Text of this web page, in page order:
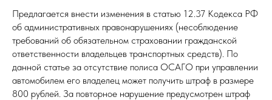
Предлагается внести изменения в статью 12.37 Кодекса РФ
об административных правонарушениях (несоблюдение
требований об обязательном страховании гражданской
ответственности владельцев транспортных средств). По
данной статье за отсутствие полиса ОСАГО при управлении
автомобилем его владелец может получить штраф в размере
800 рублей. За повторное нарушение предусмотрен штраф